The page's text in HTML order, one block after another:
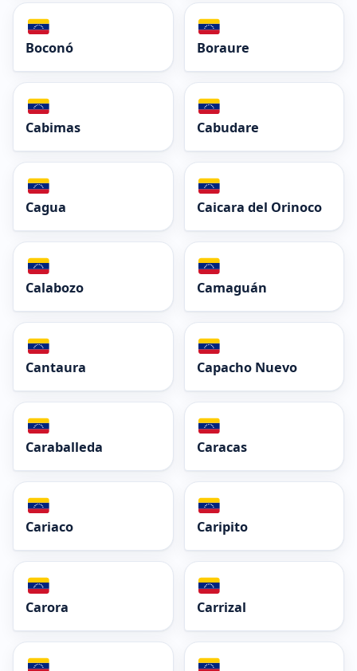
Boconó Boraure
Cabimas Cabudare
Cagua Caicara del Orinoco
Calabozo Camaguán
Cantaura Capacho Nuevo
Caraballeda Caracas
Cariaco Caripito
Carora Carrizal